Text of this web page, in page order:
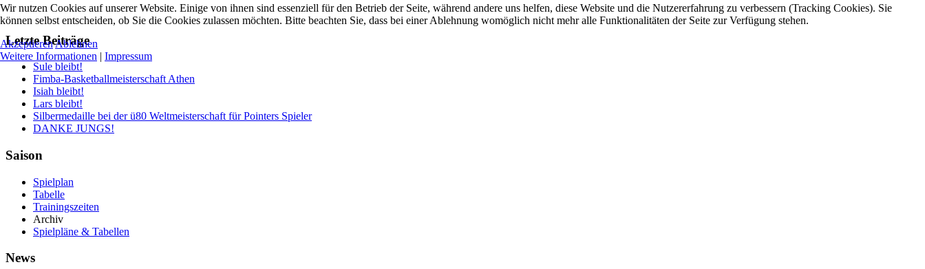
Letzte Beiträge
Sule bleibt!
Fimba-Basketballmeisterschaft Athen
Isiah bleibt!
Lars bleibt!
Silbermedaille bei der ü80 Weltmeisterschaft für Pointers Spieler
DANKE JUNGS!
Saison
Spielplan
Tabelle
Trainingszeiten
Archiv
Spielpläne & Tabellen
News
Wir nutzen Cookies auf unserer Website. Einige von ihnen sind essenziell für den Betrieb der Seite, während andere uns helfen, diese Website und die Nutzererfahrung zu verbessern (Tracking Cookies). Sie
können selbst entscheiden, ob Sie die Cookies zulassen möchten. Bitte beachten Sie, dass bei einer Ablehnung womöglich nicht mehr alle Funktionalitäten der Seite zur Verfügung stehen.
AkzeptierenAblehnen
Weitere Informationen | Impressum